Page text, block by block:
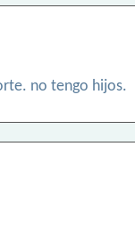
no tengo hijos.